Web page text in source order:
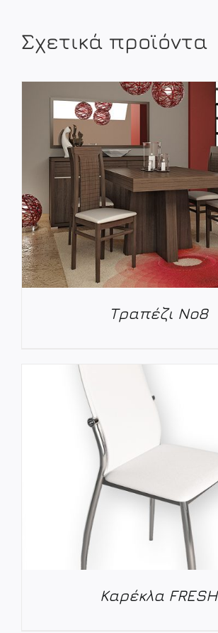
Σχετικά προϊόντα
ΛΕΠΤΟΜΈΡΕΙΕΣ
Τραπέζι Νο8
Καρέκλα FRESH